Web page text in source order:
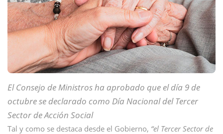
El Consejo de Ministros ha aprobado que el día 9 de
octubre se declarado como Día Nacional del Tercer
Sector de Acción Social
Tal y como se destaca desde el Gobierno, “el Tercer Sector de